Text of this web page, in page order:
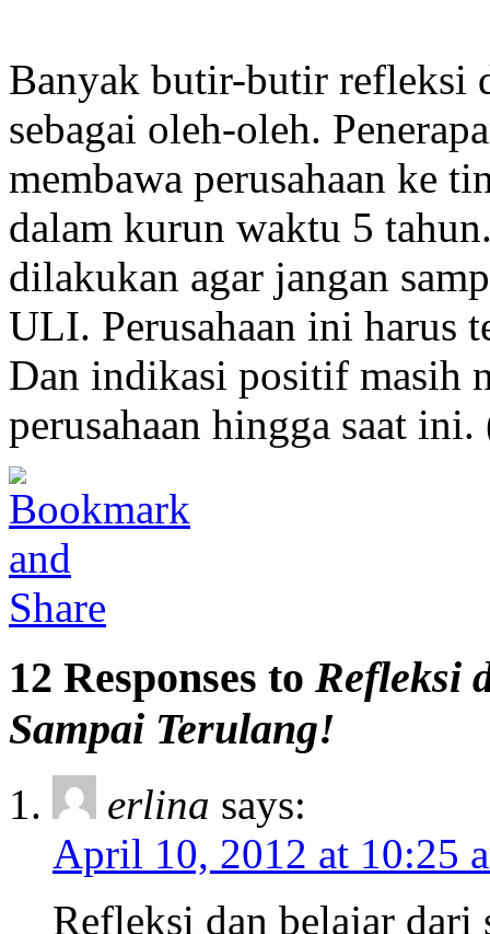
Banyak butir-butir refleksi
sebagai oleh-oleh.
membawa perusahaan ke
dalam kurun waktu 5
dilakukan agar jangan
ULI. Perusahaan ini harus
Dan indikasi positif masih
perusahaan hingga saat
12 Responses to Refleksi
Sampai Terulang!
erlina says:
April 10, 2012 at 10:25
Refleksi dan belajar